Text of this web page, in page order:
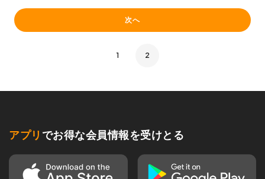
次へ
1 2
アプリ でお得な会員情報を受けとる